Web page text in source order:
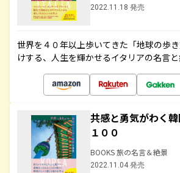
2022.11.18 発売
世界を４０年以上歩いてきた「地球の歩
けする、人生を輝かせるイタリアの名言
共感と勇気がわく
１００
BOOKS 旅の名言＆絶景
2022.11.04 発売